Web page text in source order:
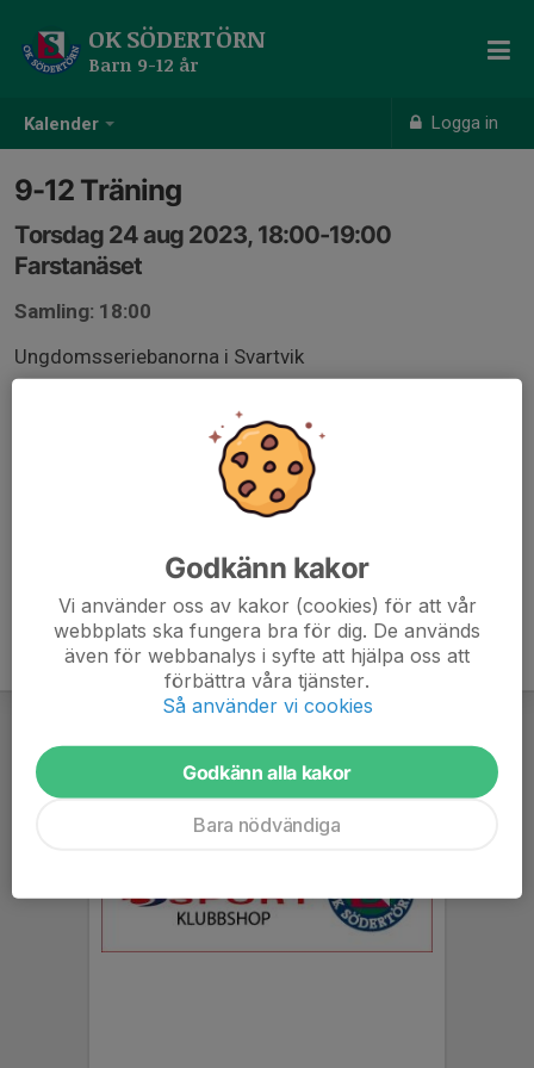
Kalender Logga in
OK SÖDERTÖRN
Barn 9-12 år
9-12 Träning
Torsdag 24 aug 2023, 18:00-19:00
Farstanäset
Samling: 18:00
Ungdomsseriebanorna i Svartvik
Godkänn kakor
Vi använder oss av kakor (cookies) för att vår
webbplats ska fungera bra för dig. De används
även för webbanalys i syfte att hjälpa oss att
förbättra våra tjänster.
Så använder vi cookies
Godkänn alla kakor
Bara nödvändiga